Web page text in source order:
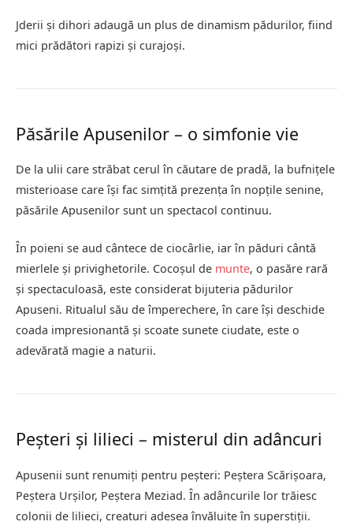
Jderii și dihori adaugă un plus de dinamism pădurilor, fiind
mici prădători rapizi și curajoși.
Păsările Apusenilor – o simfonie vie
De la ulii care străbat cerul în căutare de pradă, la bufnițele
misterioase care își fac simțită prezența în nopțile senine,
păsările Apusenilor sunt un spectacol continuu.
În poieni se aud cântece de ciocârlie, iar în păduri cântă
mierlele și privighetorile. Cocoșul de munte, o pasăre rară
și spectaculoasă, este considerat bijuteria pădurilor
Apuseni. Ritualul său de împerechere, în care își deschide
coada impresionantă și scoate sunete ciudate, este o
adevărată magie a naturii.
Peșteri și lilieci – misterul din adâncuri
Apusenii sunt renumiți pentru peșteri: Peștera Scărișoara,
Peștera Urșilor, Peștera Meziad. În adâncurile lor trăiesc
colonii de lilieci, creaturi adesea învăluite în superstiții.